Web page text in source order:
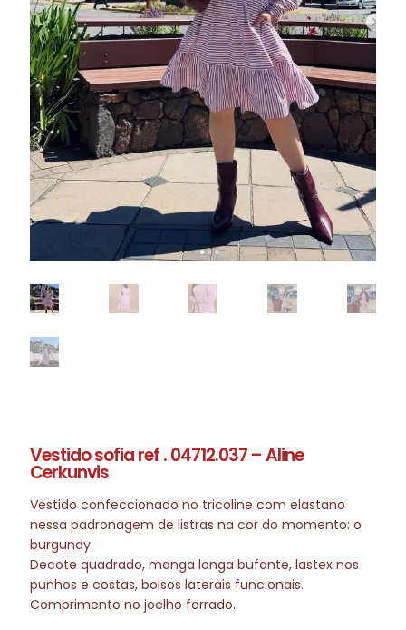
Vestido sofia ref . 04712.037 – Aline
Cerkunvis
Vestido confeccionado no tricoline com elastano
nessa padronagem de listras na cor do momento: o
burgundy
Decote quadrado, manga longa bufante, lastex nos
punhos e costas, bolsos laterais funcionais.
Comprimento no joelho forrado.